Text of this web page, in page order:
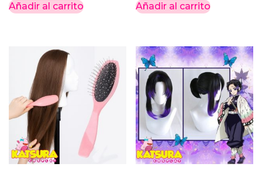
Añadir al carrito Añadir al carrito